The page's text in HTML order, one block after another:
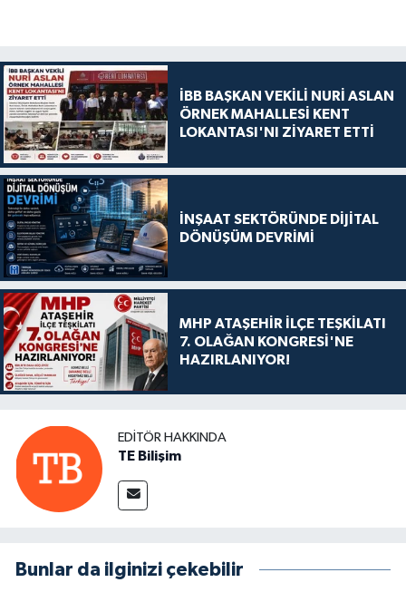
İBB BAŞKAN VEKİLİ NURİ ASLAN
ÖRNEK MAHALLESİ KENT
LOKANTASI'NI ZİYARET ETTİ
İNŞAAT SEKTÖRÜNDE DİJİTAL
DÖNÜŞÜM DEVRİMİ
MHP ATAŞEHİR İLÇE TEŞKİLATI
7. OLAĞAN KONGRESİ'NE
HAZIRLANIYOR!
EDITÖR HAKKINDA
TE Bilişim
Bunlar da ilginizi çekebilir